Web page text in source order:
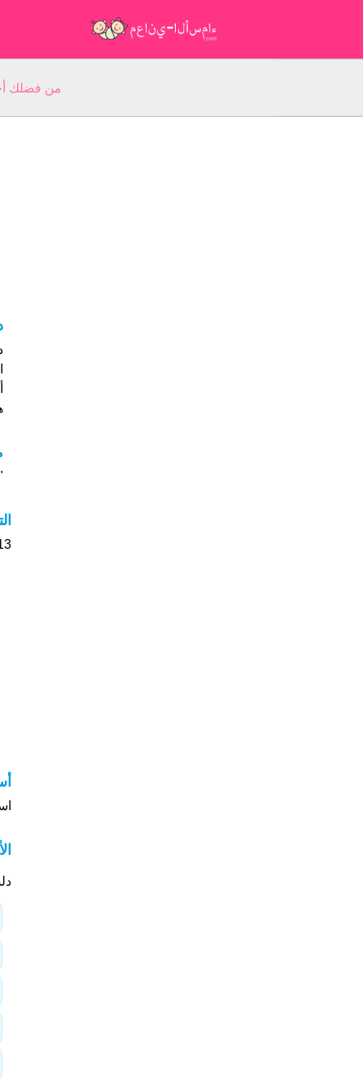
من فضلك أجب عن 5 أسئلة عن
13 الأشخاص بأسم دلشاد صوت